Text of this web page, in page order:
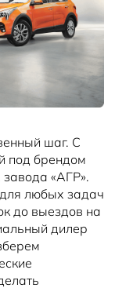
шаг. С
под брендом
«АГР».
любых задач
до выездов на
дилер